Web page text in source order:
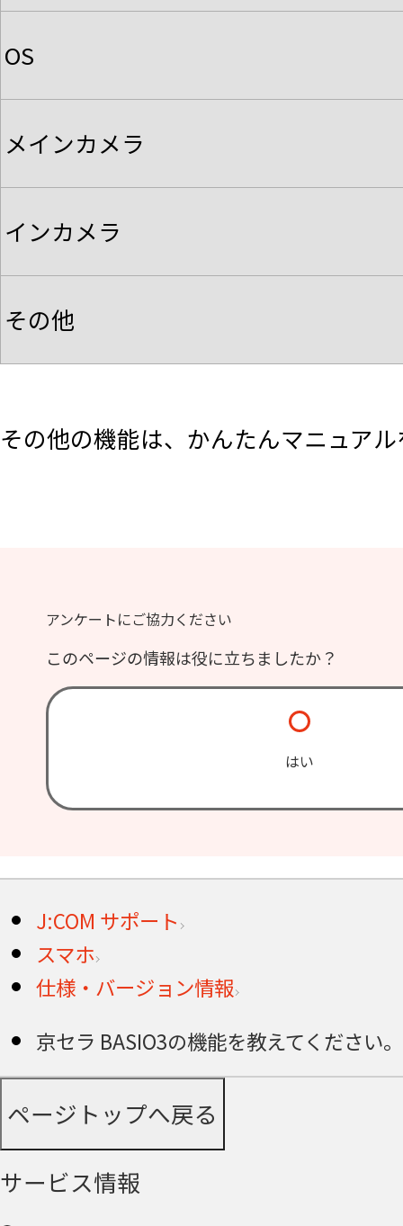
OS
メインカメラ
インカメラ
その他
その他の機能は、かんたんマニュア
アンケートにご協力ください
このページの情報は役に立ちましたか？
はい
J:COM サポート
スマホ
仕様・バージョン情報
京セラ BASIO3の機能を教えてください
ページトップへ戻る
サービス情報